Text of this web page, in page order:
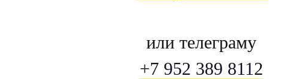
или телеграму
+7 952 389 8112